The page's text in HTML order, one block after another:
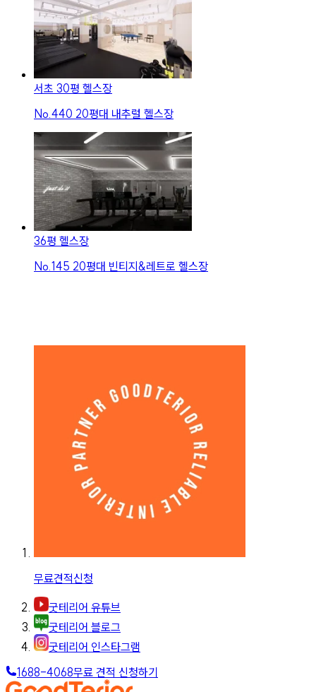
서초 30평 헬스장
No. 440 20평대 내추럴 헬스장
36평 헬스장
No. 145 20평대 빈티지&레트로 헬스장
무료견적신청
굿테리어 유튜브
굿테리어 블로그
굿테리어 인스타그램
1688-4068무료 견적 신청하기